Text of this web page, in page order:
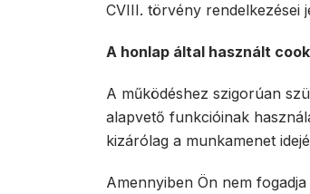
CVIII. törvény rendelkezései
A honlap által használt
A működéshez szigorúan
alapvető funkcióinak
kizárólag a munkamenet
Amennyiben Ön nem